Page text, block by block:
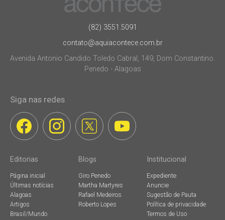
(82) 3551.5091
contato@aquiacontece.com.br
Avenida Antonio Candido Toledo Cabral, 149, Dom Constantino.
Penedo - Alagoas
Siga nas redes
Editorias
Página inicial
Últimas notícias
Alagoas
Artigos
Brasil/Mundo
Blogs
Giro Penedo
Martha Martyres
Rafael Medeiros
Roberto Lopes
Institucional
Expediente
Anuncie
Sugestão de Pauta
Política de privacidade
Termos de Uso